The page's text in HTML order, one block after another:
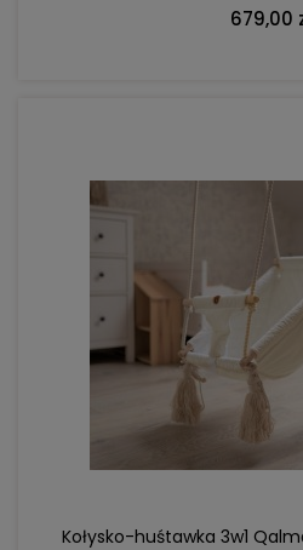
679,00
Kołysko-huśtawka 3w1
DO